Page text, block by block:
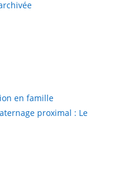
en famille
proximal : Le